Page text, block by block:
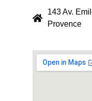
143 Av.
Provence